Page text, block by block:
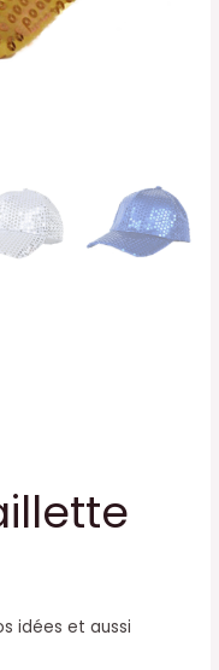
idées et aussi